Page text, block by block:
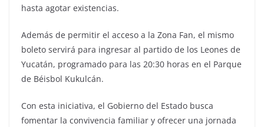
hasta agotar existencias.
Además de permitir el acceso a la Zona Fan, el mismo
boleto servirá para ingresar al partido de los Leones de
Yucatán, programado para las 20:30 horas en el Parque
de Béisbol Kukulcán.
Con esta iniciativa, el Gobierno del Estado busca
fomentar la convivencia familiar y ofrecer una jornada